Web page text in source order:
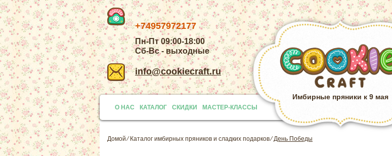
+74957972177
Пн-Пт 09:00-18:00
Сб-Вс - выходные
info@cookiecraft.ru
Имбирные пряники к 9 мая
О НАС КАТАЛОГ СКИДКИ МАСТЕР-КЛАССЫ
Домой⁄ Каталог имбирных пряников и сладких подарков⁄День Победы